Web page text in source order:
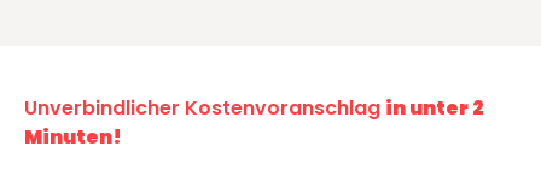
Unverbindlicher Kostenvoranschlag in unter 2
Minuten!